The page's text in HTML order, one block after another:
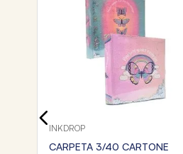
INKDROP
CARPETA 3/40 CARTONE